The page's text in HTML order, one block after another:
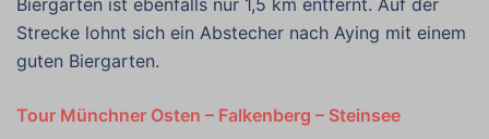
Biergarten ist ebenfalls nur 1,5 km entfernt. Auf der
Strecke lohnt sich ein Abstecher nach Aying mit einem
guten Biergarten.
Tour Münchner Osten – Falkenberg – Steinsee